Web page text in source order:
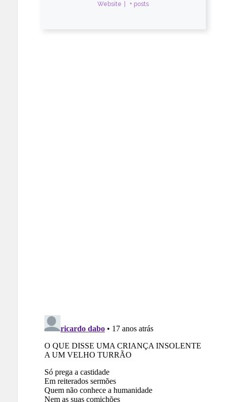
Website + posts